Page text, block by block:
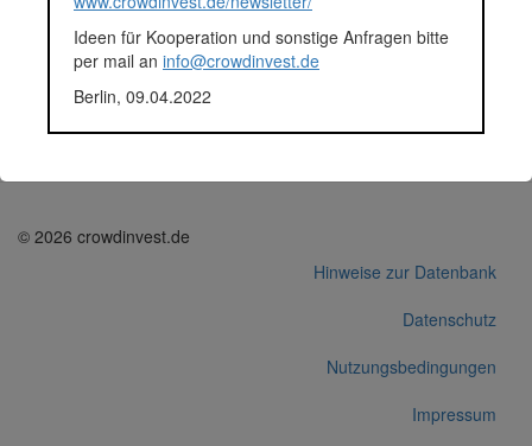
Segment
Energie
Anlagestatus
Aktiv
Plattform
bettervest
© 2026 crowdinvest.de
Hinweise zur Datenbank
Datenschutz
Nutzungsbedingungen
Impressum
Ideen für Kooperation und sonstige Anfragen bitte
per mail an info@crowdinvest.de
Berlin, 09.04.2022